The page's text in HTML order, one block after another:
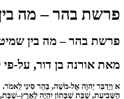
פרשת בהר – מה
פרשת בהר – מה בין
מאת אורנה בן דור, על-פי
א וַיְדַבֵּר יְהוָה אֶל-מֹשֶׁה, בְּהַר סִינַי
הַשְּׁבִיעִת, שַׁבַּת שַׁבָּתוֹן יִהְיֶה